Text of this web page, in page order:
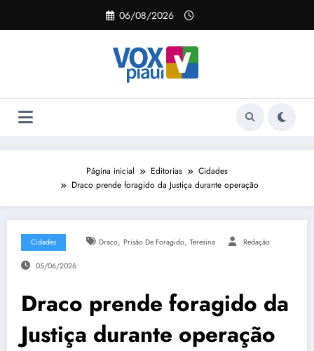
o
06/08/2026
Página inicial Editorias
Cidades
Draco prende foragido da Justiça durante operação
Cidades Draco, Prisão De Foragido, Teresina Redação
05/06/2026
Draco prende foragido da
Justiça durante operação